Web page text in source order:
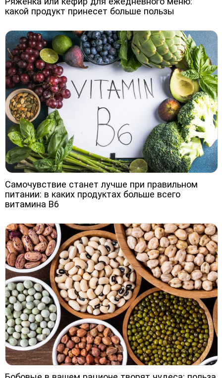
какой продукт принесет больше пользы
Самочувствие станет лучше при правильном
питании: в каких продуктах больше всего
витамина В6